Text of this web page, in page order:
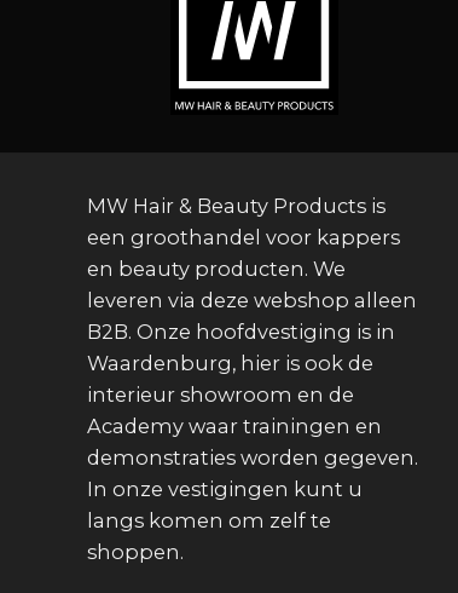
MW Hair & Beauty Products is
een groothandel voor kappers
en beauty producten. We
leveren via deze webshop alleen
B2B. Onze hoofdvestiging is in
Waardenburg, hier is ook de
interieur showroom en de
Academy waar trainingen en
demonstraties worden gegeven.
In onze vestigingen kunt u
langs komen om zelf te
shoppen.